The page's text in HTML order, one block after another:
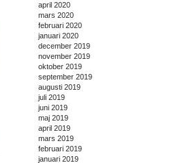
april 2020
mars 2020
februari 2020
januari 2020
december 2019
november 2019
oktober 2019
september 2019
augusti 2019
juli 2019
juni 2019
maj 2019
april 2019
mars 2019
februari 2019
januari 2019